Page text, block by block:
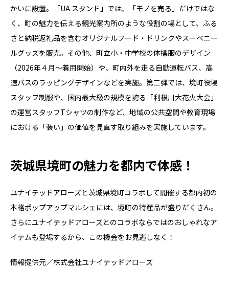
かいに設置。「UA スタンド」では、「モノを売る」だけではな
く、町の魅力を伝える観光案内所のような役割の場として、ふる
さと納税返礼品を含むオリジナルフード・ドリンクやスーベニー
ルグッズを販売。その他、町立小・中学校の体操服のデザイン
（2026年４月～着用開始）や、町内外を走る自動運転バス、高
速バスのラッピングデザインなどを実施。第二弾では、境町役場
スタッフ制服や、国内最大級の規模を誇る「利根川大花火大会」
の運営スタッフTシャツの制作など、地域の公共空間や教育現場
における「装い」の価値を見直す取り組みを実施しています。
茨城県境町の魅力を都内で体感！
ユナイテッドアローズと茨城県境町コラボして開催する都内初の
本格ポップアップマルシェには、境町の特産品が盛りだくさん。
さらにユナイテッドアローズとのコラボならではのおしゃれなア
イテムも登場するから、この機会をお見逃しなく！
情報提供元／株式会社ユナイテッドアローズ